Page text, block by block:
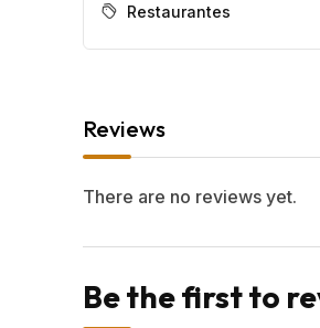
Restaurantes
Reviews
There are no reviews yet.
Be the first to